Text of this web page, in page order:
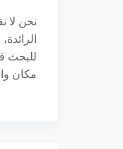
نحن لا
للبحث
مكان